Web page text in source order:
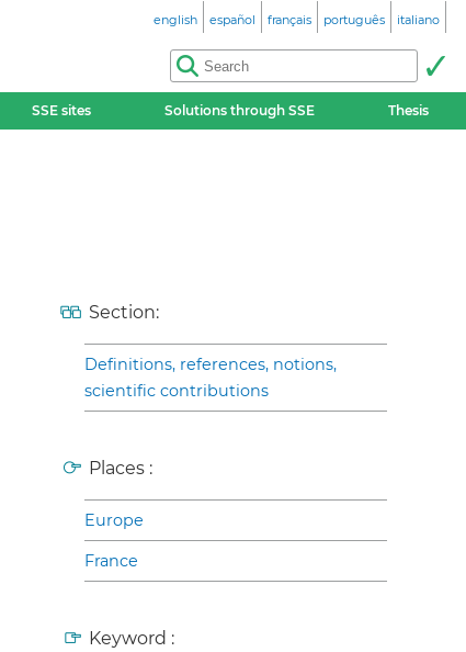
english español français português italiano
SSE sites Solutions through SSE Thesis
Section:
Definitions, references, notions,
scientific contributions
Places :
Europe
France
Keyword :